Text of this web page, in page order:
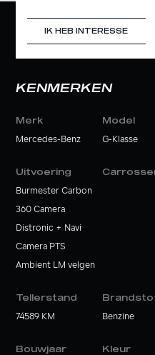
IK HEB INTERESSE
KENMERKEN
Merk
Mercedes-Benz
Model
G-Klasse
Uitvoering
Burmester Carbon
360 Camera
Distronic + Navi
Camera PTS
Ambient LM velgen
Tellerstand
74589 KM Benzine
Bouwjaar Kleur